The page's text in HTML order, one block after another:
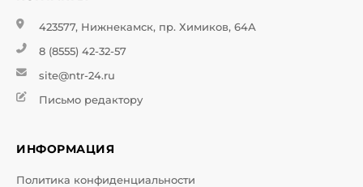
423577, Нижнекамск, пр. Химиков, 64А
8 (8555) 42-32-57
site@ntr-24.ru
Письмо редактору
ИНФОРМАЦИЯ
Политика конфиденциальности